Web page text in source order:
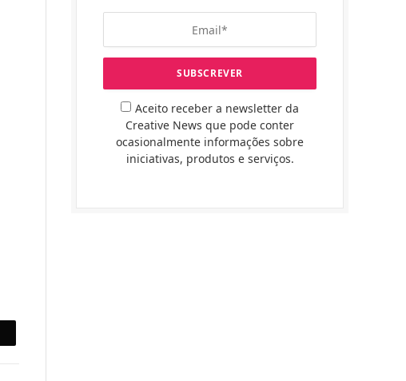
Aceito receber a newsletter da
Creative News que pode conter
ocasionalmente informações sobre
iniciativas, produtos e serviços.